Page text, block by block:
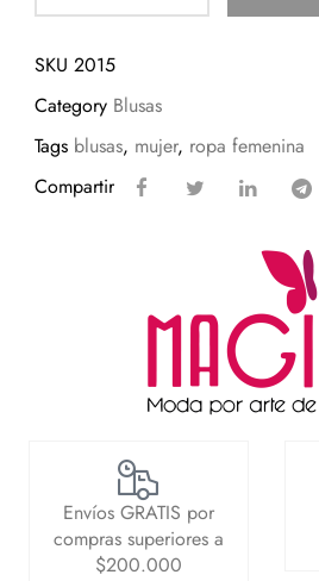
SKU 2015
Category Blusas
Tags blusas, mujer, ropa femenina
Compartir
Envíos GRATIS por
compras superiores a
$200.000